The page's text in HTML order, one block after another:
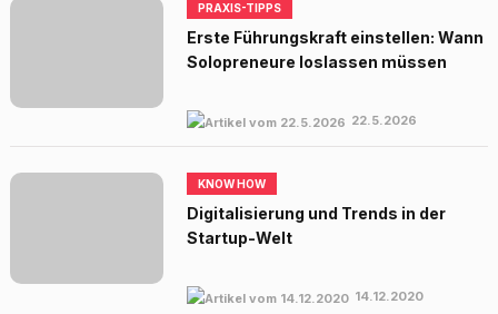
PRAXIS-TIPPS
Erste Führungskraft einstellen: Wann
Solopreneure loslassen müssen
22.5.2026
KNOW HOW
Digitalisierung und Trends in der
Startup-Welt
14.12.2020